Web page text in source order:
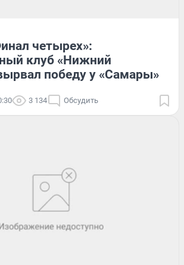
четырех»:
клуб «Нижний
победу у «Самары»
3 134 Обсудить